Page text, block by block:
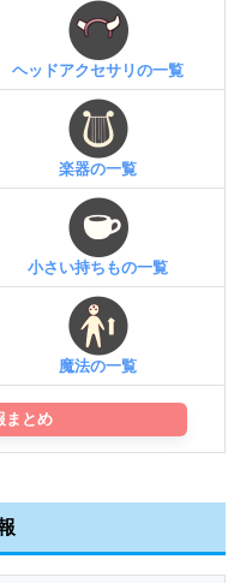
ヘッドアクセサリの一覧
楽器の一覧
小さい持ちもの一覧
魔法の一覧
まとめ